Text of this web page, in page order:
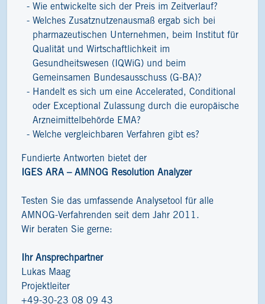
Wie entwickelte sich der Preis im Zeitverlauf?
Welches Zusatznutzenausmaß ergab sich bei
pharmazeutischen Unternehmen, beim Institut für
Qualität und Wirtschaftlichkeit im
Gesundheitswesen (IQWiG) und beim
Gemeinsamen Bundesausschuss (G-BA)?
Handelt es sich um eine Accelerated, Conditional
oder Exceptional Zulassung durch die europäische
Arzneimittelbehörde EMA?
Welche vergleichbaren Verfahren gibt es?
Fundierte Antworten bietet der
IGES ARA – AMNOG Resolution Analyzer
Testen Sie das umfassende Analysetool für alle
AMNOG-Verfahrenden seit dem Jahr 2011.
Wir beraten Sie gerne:
Ihr Ansprechpartner
Lukas Maag
Projektleiter
+49-30-23 08 09 43